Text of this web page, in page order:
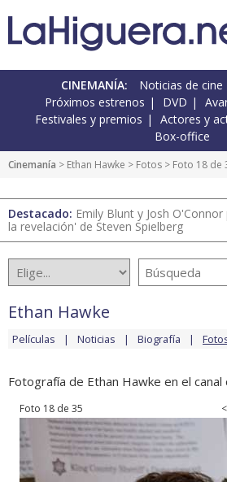
CINEMANÍA: Noticias de cine
Próximos estrenos
DVD
Festivales y premios
Actores y
Box-office
Cinemanía > Ethan Hawke > Fotos > Foto 18 de
Destacado: Emily Blunt y Josh
la revelación' de Steven Spielberg
Ethan Hawke
Películas Noticias Biografía
Fotografía de Ethan Hawke en el canal
Foto 18 de 35